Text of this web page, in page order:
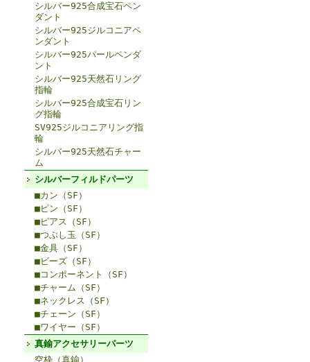
シルバー925合成宝石ペン
ダント
シルバー925ジルコニアペ
ンダント
シルバー925パールペンダ
ント
シルバー925天然石リング
指輪
シルバー925合成宝石リン
グ指輪
SV925ジルコニアリング指
輪
シルバー925天然石チャー
ム
シルバーフィルドパーツ
■カン（SF）
■ピン（SF）
■ピアス（SF）
■つぶし玉（SF）
■金具（SF）
■ビーズ（SF）
■コンポーネント（SF）
■チャーム（SF）
■ネックレス（SF）
■チェーン（SF）
■ワイヤー（SF）
真鍮アクセサリーパーツ
空枠（真鍮）